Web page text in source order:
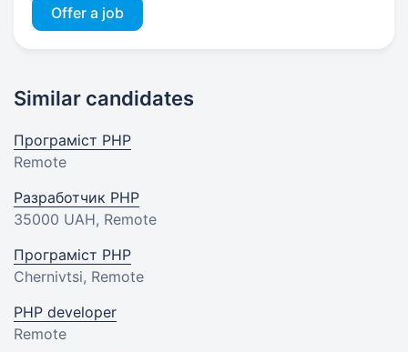
Offer a job
Similar candidates
Програміст PHP
Remote
Разработчик PHP
35000 UAH, Remote
Програміст PHP
Chernivtsi, Remote
PHP developer
Remote